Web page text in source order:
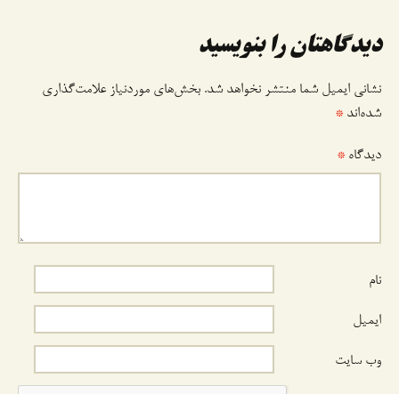
نوشته
دیدگاهتان را بنویسید
نشانی ایمیل شما منتشر نخواهد شد. بخش‌های موردنیاز علامت‌گذاری
شده‌اند *
دیدگاه *
نام
ایمیل
وب‌ سایت